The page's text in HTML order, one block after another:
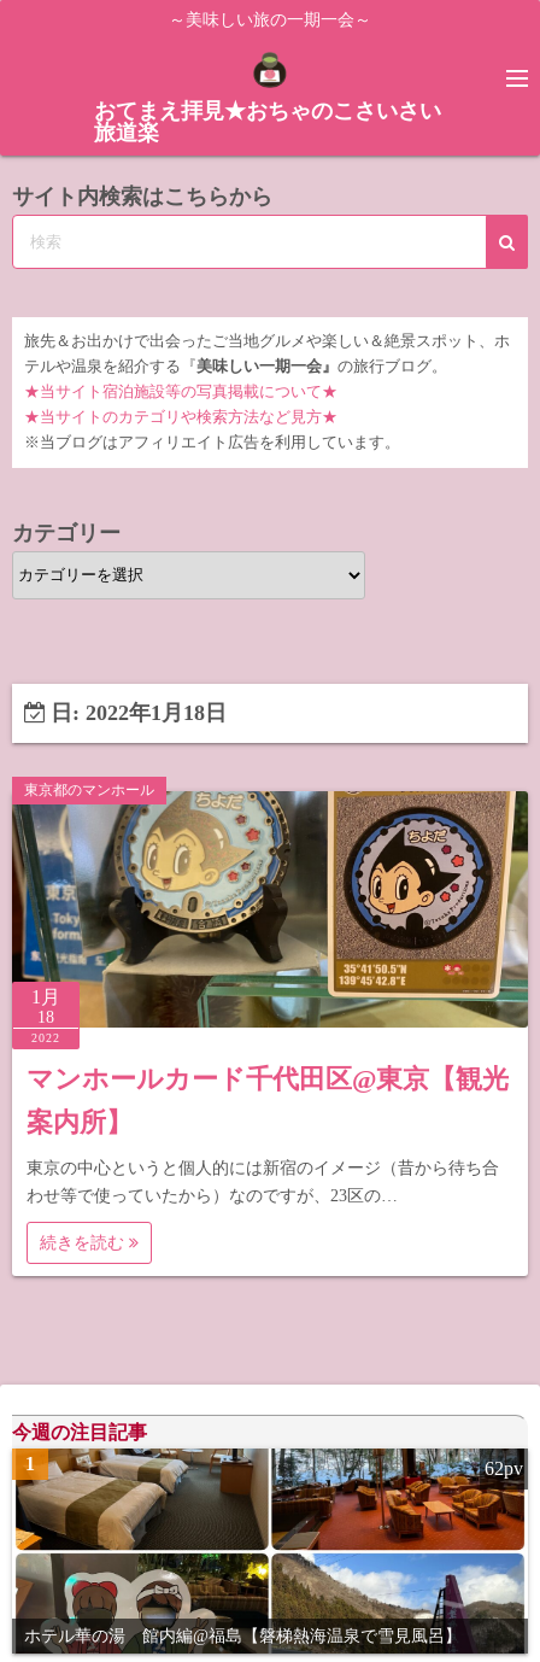
ス
ッ
～美味しい旅の一期一会～
おてまえ拝見★おちゃのこさいさい
旅道楽
サイト内検索はこちらから
旅先＆お出かけで出会ったご当地グルメや楽しい＆絶景スポット、ホ
テルや温泉を紹介する『 美味しい一期一会』 の旅行ブログ。
★当サイト宿泊施設等の写真掲載について★
★当サイトのカテゴリや検索方法など見方★
※当ブログはアフィリエイト広告を利用しています。
カテゴリー
カ
テ
ー
日: 2022年1月18日
東京都のマンホール
1月
18
2022
マンホールカード千代田区@東京【観光
案内所】
東京の中心というと個人的には新宿のイメージ（昔から待ち合
わせ等で使っていたから）なのですが、23区の…
続きを読む
今週の注目記事
1
ホテル華の湯 館内編@福島【磐梯熱海温泉で雪見風呂】
62pv